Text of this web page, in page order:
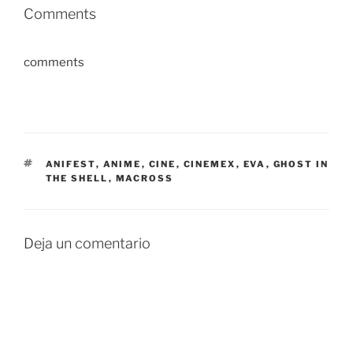
Comments
comments
ETIQUETAS
ANIFEST, ANIME , CINE , CINEMEX , EVA , GHOST IN
THE SHELL , MACROSS
Deja un comentario